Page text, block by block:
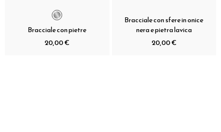
Bracciale con pietre
20,00 €
Bracciale con sfere in onice
nera e pietra lavica
20,00 €